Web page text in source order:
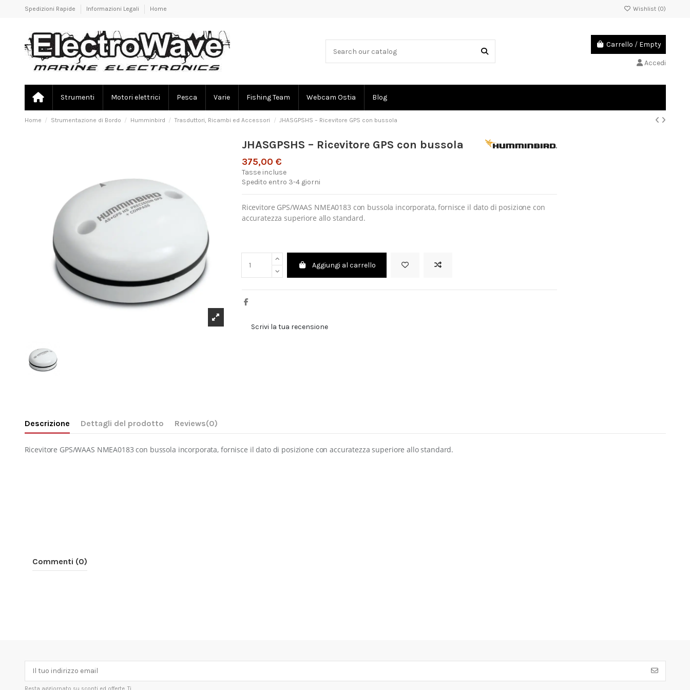
Spedizioni Rapide Informazioni Legali Home Wishlist (0)
Carrello / Empty
Accedi
Strumenti Motori elettrici Pesca Varie Fishing Team Webcam Ostia Blog
Home Strumentazione di Bordo Humminbird Trasduttori, Ricambi ed Accessori JHASGPSHS – Ricevitore GPS con bussola
JHASGPSHS – Ricevitore GPS con bussola
375,00 €
Tasse incluse
Spedito entro 3-4 giorni
Ricevitore GPS/WAAS NMEA0183 con bussola incorporata, fornisce il dato di posizione con
accuratezza superiore allo standard.
Aggiungi al carrello
Scrivi la tua recensione
Descrizione Dettagli del prodotto Reviews(0)
Ricevitore GPS/WAAS NMEA0183 con bussola incorporata, fornisce il dato di posizione con accuratezza superiore allo standard.
Commenti (0)
Resta aggiornato su sconti ed offerte. Ti